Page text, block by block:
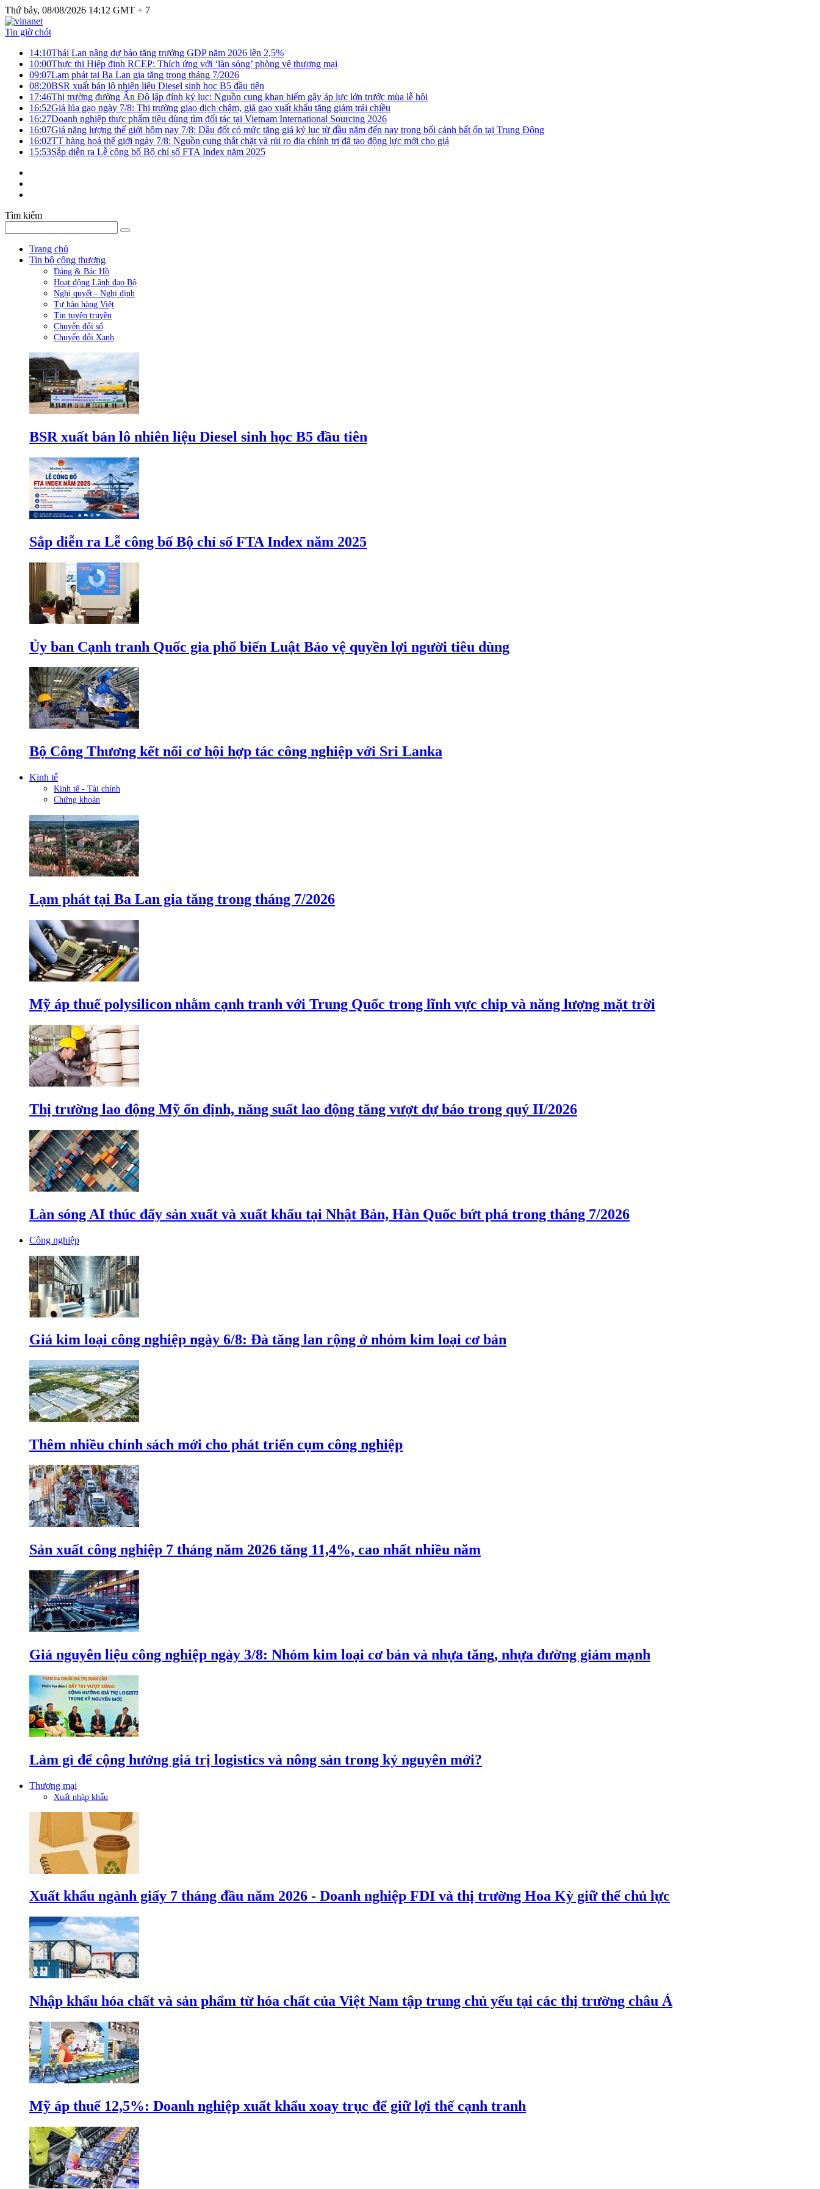
Thứ bảy, 08/08/2026 14:12 GMT + 7
Tin giờ chót
14:10Thái Lan nâng dự báo tăng trưởng GDP năm 2026 lên 2,5%
10:00Thực thi Hiệp định RCEP: Thích ứng với ‘làn sóng’ phòng vệ thương mại
09:07Lạm phát tại Ba Lan gia tăng trong tháng 7/2026
08:20BSR xuất bán lô nhiên liệu Diesel sinh học B5 đầu tiên
17:46Thị trường đường Ấn Độ lập đỉnh kỷ lục: Nguồn cung khan hiếm gây áp lực lớn trước mùa lễ hội
16:52Giá lúa gạo ngày 7/8: Thị trường giao dịch chậm, giá gạo xuất khẩu tăng giảm trái chiều
16:27Doanh nghiệp thực phẩm tiêu dùng tìm đối tác tại Vietnam International Sourcing 2026
16:07Giá năng lượng thế giới hôm nay 7/8: Dầu đốt có mức tăng giá kỷ lục từ đầu năm đến nay trong bối cảnh bất ổn tại Trung Đông
16:02TT hàng hoá thế giới ngày 7/8: Nguồn cung thắt chặt và rủi ro địa chính trị đã tạo động lực mới cho giá
15:53Sắp diễn ra Lễ công bố Bộ chỉ số FTA Index năm 2025
Tìm kiếm
Trang chủ
Tin bộ công thương
Đảng & Bác Hồ
Hoạt động Lãnh đạo Bộ
Nghị quyết - Nghị định
Tự hào hàng Việt
Tin tuyên truyền
Chuyển đổi số
Chuyển đổi Xanh
BSR xuất bán lô nhiên liệu Diesel sinh học B5 đầu tiên
Sắp diễn ra Lễ công bố Bộ chỉ số FTA Index năm 2025
Ủy ban Cạnh tranh Quốc gia phổ biến Luật Bảo vệ quyền lợi người tiêu dùng
Bộ Công Thương kết nối cơ hội hợp tác công nghiệp với Sri Lanka
Kinh tế
Kinh tế - Tài chính
Chứng khoán
Lạm phát tại Ba Lan gia tăng trong tháng 7/2026
Mỹ áp thuế polysilicon nhằm cạnh tranh với Trung Quốc trong lĩnh vực chip và năng lượng mặt trời
Thị trường lao động Mỹ ổn định, năng suất lao động tăng vượt dự báo trong quý II/2026
Làn sóng AI thúc đẩy sản xuất và xuất khẩu tại Nhật Bản, Hàn Quốc bứt phá trong tháng 7/2026
Công nghiệp
Giá kim loại công nghiệp ngày 6/8: Đà tăng lan rộng ở nhóm kim loại cơ bản
Thêm nhiều chính sách mới cho phát triển cụm công nghiệp
Sản xuất công nghiệp 7 tháng năm 2026 tăng 11,4%, cao nhất nhiều năm
Giá nguyên liệu công nghiệp ngày 3/8: Nhóm kim loại cơ bản và nhựa tăng, nhựa đường giảm mạnh
Làm gì để cộng hưởng giá trị logistics và nông sản trong kỷ nguyên mới?
Thương mại
Xuất nhập khẩu
Xuất khẩu ngành giấy 7 tháng đầu năm 2026 - Doanh nghiệp FDI và thị trường Hoa Kỳ giữ thế chủ lực
Nhập khẩu hóa chất và sản phẩm từ hóa chất của Việt Nam tập trung chủ yếu tại các thị trường châu Á
Mỹ áp thuế 12,5%: Doanh nghiệp xuất khẩu xoay trục để giữ lợi thế cạnh tranh